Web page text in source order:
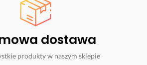
dostawa
produkty w naszym sklepie